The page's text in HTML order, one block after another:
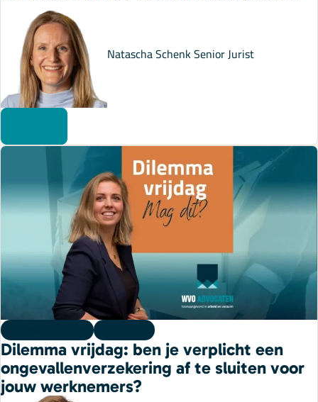
Natascha SchenkSenior Jurist
Dilemma vrijdag: ben je verplicht een
ongevallenverzekering af te sluiten voor
jouw werknemers?